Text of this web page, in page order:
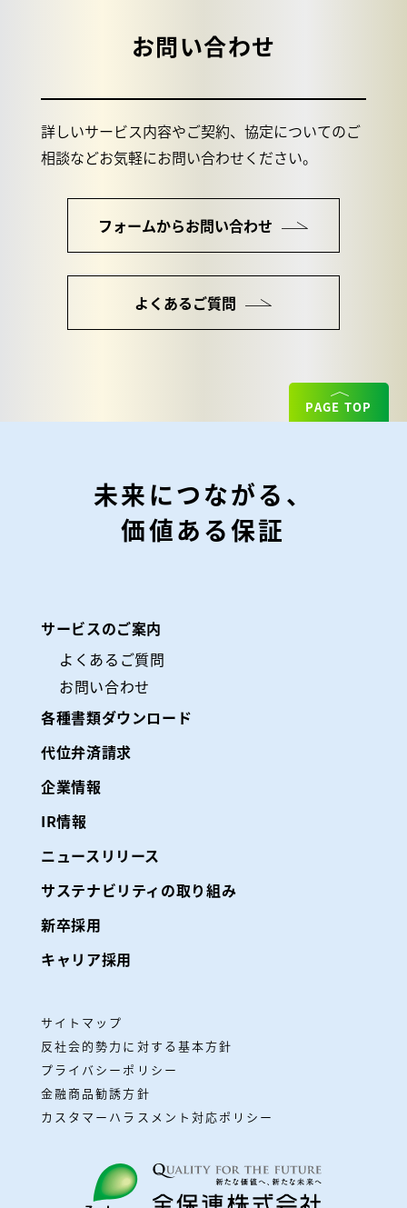
お問い合わせ
詳しいサービス内容やご契約、協定についてのご
相談などお気軽にお問い合わせください。
フォームからお問い合わせ
よくあるご質問
PAGE TOP
未来につながる、
価値ある保証
サービスのご案内
よくあるご質問
お問い合わせ
各種書類ダウンロード
代位弁済請求
企業情報
IR情報
ニュースリリース
サステナビリティの取り組み
新卒採用
キャリア採用
サイトマップ
反社会的勢力に対する基本方針
プライバシーポリシー
金融商品勧誘方針
カスタマーハラスメント対応ポリシー